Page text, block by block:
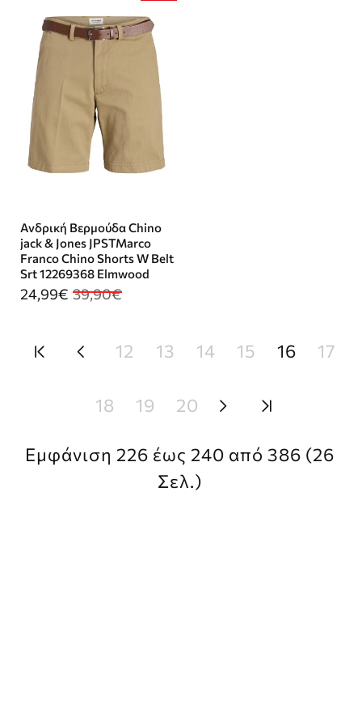
Ανδρική Βερμούδα Chino
jack & Jones JPSTMarco
Franco Chino Shorts W Belt
Srt 12269368 Elmwood
24,99€ 39,90€
12 13 14 15 16 17
18 19 20
Εμφάνιση 226 έως 240 από 386 (26
Σελ.)